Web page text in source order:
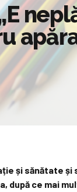
și sănătate
după ce mai